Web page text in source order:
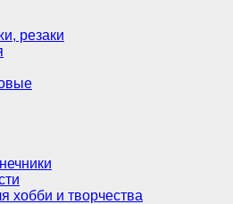
резаки
хобби и творчества